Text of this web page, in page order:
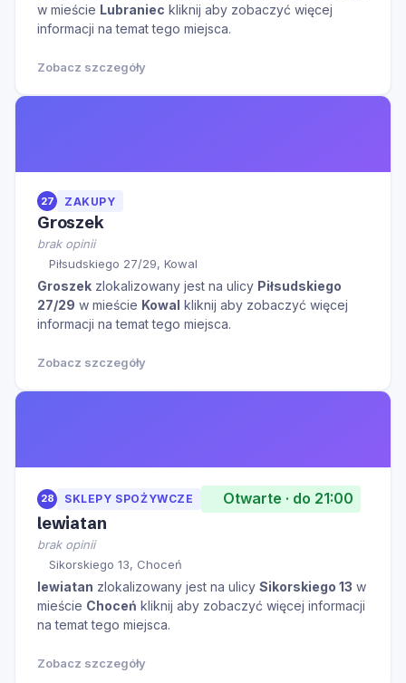
w mieście Lubraniec kliknij aby zobaczyć więcej
informacji na temat tego miejsca.
Zobacz szczegóły
27 ZAKUPY
Groszek
brak opinii
Piłsudskiego 27/29, Kowal
Groszek zlokalizowany jest na ulicy Piłsudskiego
27/29 w mieście Kowal kliknij aby zobaczyć więcej
informacji na temat tego miejsca.
Zobacz szczegóły
28 SKLEPY SPOŻYWCZE Otwarte · do 21:00
lewiatan
brak opinii
Sikorskiego 13, Choceń
lewiatan zlokalizowany jest na ulicy Sikorskiego 13 w
mieście Choceń kliknij aby zobaczyć więcej informacji
na temat tego miejsca.
Zobacz szczegóły